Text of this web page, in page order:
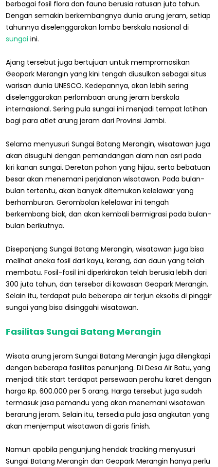
berbagai fosil flora dan fauna berusia ratusan juta tahun.
Dengan semakin berkembangnya dunia arung jeram, setiap
tahunnya diselenggarakan lomba berskala nasional di
sungai ini.
Ajang tersebut juga bertujuan untuk mempromosikan
Geopark Merangin yang kini tengah diusulkan sebagai situs
warisan dunia UNESCO. Kedepannya, akan lebih sering
diselenggarakan perlombaan arung jeram berskala
internasional. Sering pula sungai ini menjadi tempat latihan
bagi para atlet arung jeram dari Provinsi Jambi.
Selama menyusuri Sungai Batang Merangin, wisatawan juga
akan disuguhi dengan pemandangan alam nan asri pada
kiri kanan sungai. Deretan pohon yang hijau, serta bebatuan
besar akan menemani perjalanan wisatawan. Pada bulan-
bulan tertentu, akan banyak ditemukan kelelawar yang
berhamburan. Gerombolan kelelawar ini tengah
berkembang biak, dan akan kembali bermigrasi pada bulan-
bulan berikutnya.
Disepanjang Sungai Batang Merangin, wisatawan juga bisa
melihat aneka fosil dari kayu, kerang, dan daun yang telah
membatu. Fosil-fosil ini diperkirakan telah berusia lebih dari
300 juta tahun, dan tersebar di kawasan Geopark Merangin.
Selain itu, terdapat pula beberapa air terjun eksotis di pinggir
sungai yang bisa disinggahi wisatawan.
Fasilitas Sungai Batang Merangin
Wisata arung jeram Sungai Batang Merangin juga dilengkapi
dengan beberapa fasilitas penunjang. Di Desa Air Batu, yang
menjadi titik start terdapat persewaan perahu karet dengan
harga Rp. 600.000 per 5 orang. Harga tersebut juga sudah
termasuk jasa pemandu yang akan menemani wisatawan
berarung jeram. Selain itu, tersedia pula jasa angkutan yang
akan menjemput wisatawan di garis finish.
Namun apabila pengunjung hendak tracking menyusuri
Sungai Batang Merangin dan Geopark Merangin hanya perlu